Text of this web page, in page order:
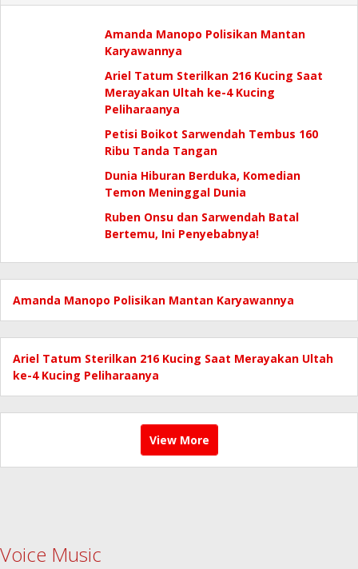
Amanda Manopo Polisikan Mantan
Karyawannya
Ariel Tatum Sterilkan 216 Kucing Saat
Merayakan Ultah ke-4 Kucing
Peliharaanya
Petisi Boikot Sarwendah Tembus 160
Ribu Tanda Tangan
Dunia Hiburan Berduka, Komedian
Temon Meninggal Dunia
Ruben Onsu dan Sarwendah Batal
Bertemu, Ini Penyebabnya!
Amanda Manopo Polisikan Mantan Karyawannya
Ariel Tatum Sterilkan 216 Kucing Saat Merayakan Ultah
ke-4 Kucing Peliharaanya
View More
Voice Music